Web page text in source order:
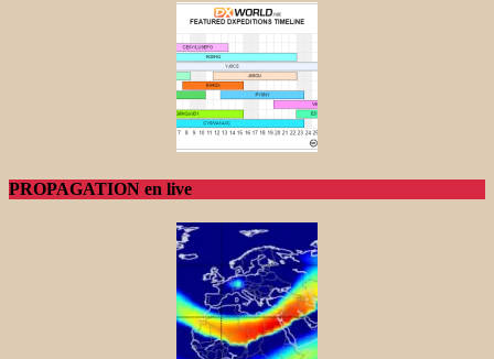
PROPAGATION en live